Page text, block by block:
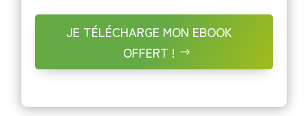
JE TÉLÉCHARGE MON EBOOK
OFFERT !